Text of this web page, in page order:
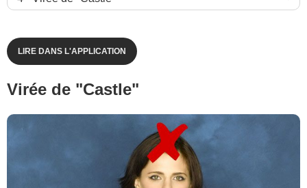
LIRE DANS L'APPLICATION
Virée de "Castle"